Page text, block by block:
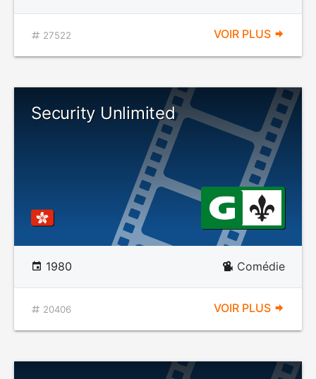
27522 VOIR PLUS
Security Unlimited
1980 Comédie
20406 VOIR PLUS